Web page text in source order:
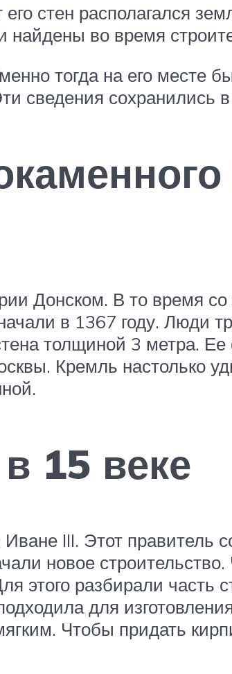
стен располагался
во время
тогда на его месте
сведения сохранились
Донском. В то время со
в 1367 году. Люди
толщиной 3 метра.
Кремль настолько
15 веке
III. Этот правитель
новое строительство.
этого разбирали часть
для
Чтобы придать